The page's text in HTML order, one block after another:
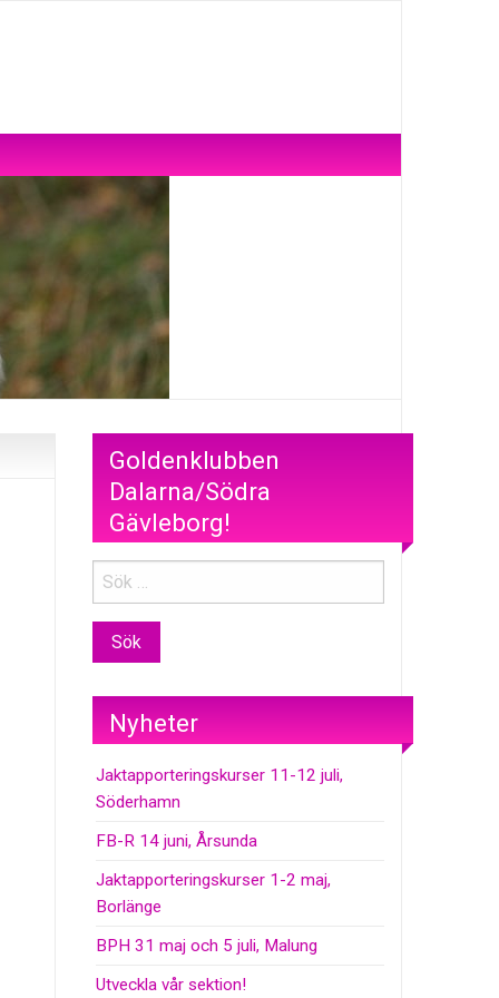
Goldenklubben
Dalarna/Södra
Gävleborg!
Nyheter
Jaktapporteringskurser 11-12 juli,
Söderhamn
FB-R 14 juni, Årsunda
Jaktapporteringskurser 1-2 maj,
Borlänge
BPH 31 maj och 5 juli, Malung
Utveckla vår sektion!